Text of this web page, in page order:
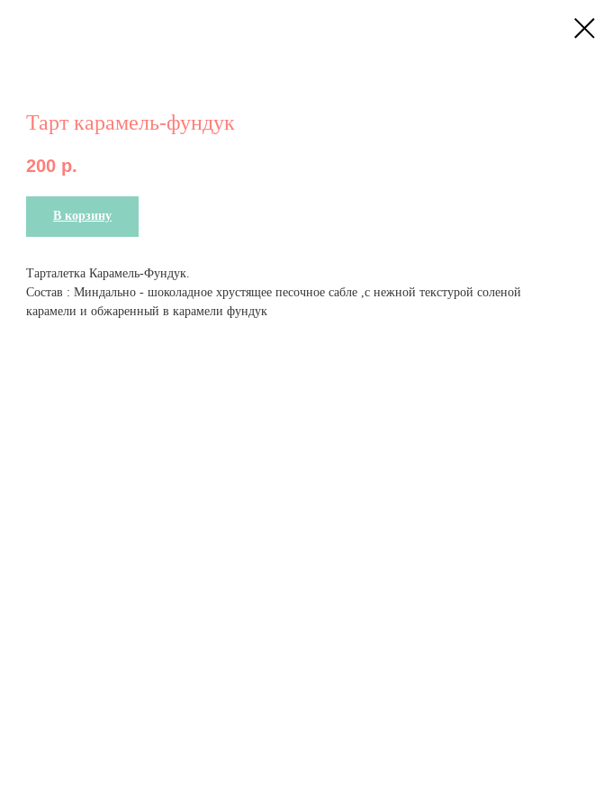
Тарт карамель-фундук
200 р.
В корзину
Тарталетка Карамель-Фундук.
Состав : Миндально - шоколадное хрустящее песочное сабле ,с нежной текстурой соленой
карамели и обжаренный в карамели фундук